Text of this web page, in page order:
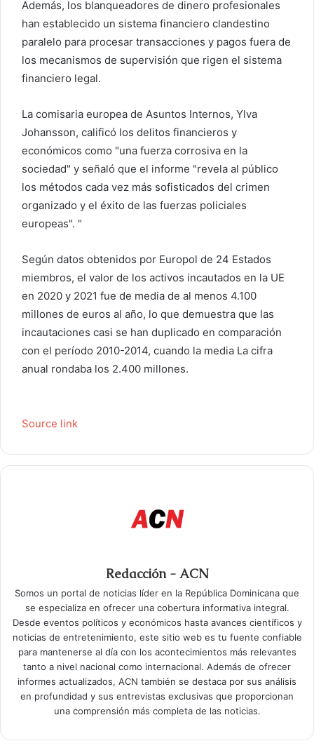
Además, los blanqueadores de dinero profesionales
han establecido un sistema financiero clandestino
paralelo para procesar transacciones y pagos fuera de
los mecanismos de supervisión que rigen el sistema
financiero legal.
La comisaria europea de Asuntos Internos, Ylva
Johansson, calificó los delitos financieros y
económicos como "una fuerza corrosiva en la
sociedad" y señaló que el informe "revela al público
los métodos cada vez más sofisticados del crimen
organizado y el éxito de las fuerzas policiales
europeas". "
Según datos obtenidos por Europol de 24 Estados
miembros, el valor de los activos incautados en la UE
en 2020 y 2021 fue de media de al menos 4.100
millones de euros al año, lo que demuestra que las
incautaciones casi se han duplicado en comparación
con el período 2010-2014, cuando la media La cifra
anual rondaba los 2.400 millones.
Source link
Redacción - ACN
Somos un portal de noticias líder en la República Dominicana que
se especializa en ofrecer una cobertura informativa integral.
Desde eventos políticos y económicos hasta avances científicos y
noticias de entretenimiento, este sitio web es tu fuente confiable
para mantenerse al día con los acontecimientos más relevantes
tanto a nivel nacional como internacional. Además de ofrecer
informes actualizados, ACN también se destaca por sus análisis
en profundidad y sus entrevistas exclusivas que proporcionan
una comprensión más completa de las noticias.